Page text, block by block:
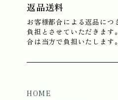
返品送料
お客様都合による返品につ
負担とさせていただきます
合は当方で負担いたします。
HOME